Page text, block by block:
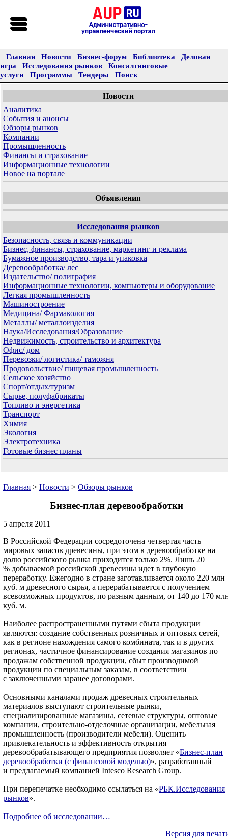
Главная Новости Бизнес-форум Библиотека
Деловая
игра
Исследования рынков
Консалтинговые
услуги
Программы Тендеры Поиск
Новости
Аналитика
События и анонсы
Обзоры рынков
Компании
Промышленность
Финансы и страхование
Информационные технологии
Новое на портале
Объявления
Исследования рынков
Безопасность, связь и коммуникации
Бизнес, финансы, страхование, маркетинг и реклама
Бумажное производство, тара и упаковка
Деревообработка/ лес
Издательство/ полиграфия
Информационные технологии, компьютеры и оборудование
Легкая промышленность
Машиностроение
Медицина/ Фармакология
Металлы/ металлоизделия
Наука/Исследования/Образование
Недвижимость, строительство и архитектура
Офис/ дом
Перевозки/ логистика/ таможня
Продовольствие/ пищевая промышленность
Сельское хозяйство
Спорт/отдых/туризм
Сырье, полуфабрикаты
Топливо и энергетика
Транспорт
Химия
Экология
Электротехника
Готовые бизнес планы
Главная > Новости > Обзоры рынков
Бизнес-план деревообработки
5 апреля 2011
В Российской Федерации сосредоточена четвертая часть
мировых запасов древесины, при этом в деревообработке на
долю российского рынка приходится только 2%. Лишь 20
% добываемой российской древесины идет в глубокую
переработку. Ежегодно в стране заготавливается около 220 млн
куб. м древесного сырья, а перерабатывается с получением
всевозможных продуктов, по разным данным, от 140 до 170
куб. м.
Наиболее распространенными путями сбыта продукции
являются: создание собственных розничных и оптовых сетей,
как в регионе нахождения самого комбината, так и в других
регионах, частичное финансирование создания магазинов по
продажам собственной продукции, сбыт производимой
продукции по специальным заказам, в соответствии
с заключенными заранее договорами.
Основными каналами продаж древесных строительных
материалов выступают строительные рынки,
специализированные магазины, сетевые структуры, оптовые
компании, строительно-отделочные организации, мебельная
промышленность (производители мебели). Оценить
привлекательность и эффективность открытия
деревообрабатывающего предприятия позволяет «Бизнес-план
деревообработки (с финансовой моделью)», разработанный
и предлагаемый компанией Intesco Research Group.
При перепечатке необходимо ссылаться на «РБК.Исследования
рынков».
Подробнее об исследовании…
Версия для